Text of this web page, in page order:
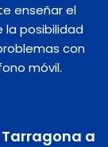
enseñar el
la posibilidad
con
móvil.
Tarragona a